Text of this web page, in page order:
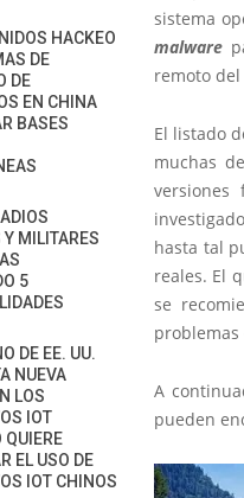
sistema
malware
remoto
El listado
muchas
versiones
hasta tal
reales. El
se
A
pueden
HACKEO
DE
DE
EN CHINA
BASES
Y MILITARES
5
DE EE. UU.
NUEVA
LOS
IOT
QUIERE
EL USO DE
IOT CHINOS